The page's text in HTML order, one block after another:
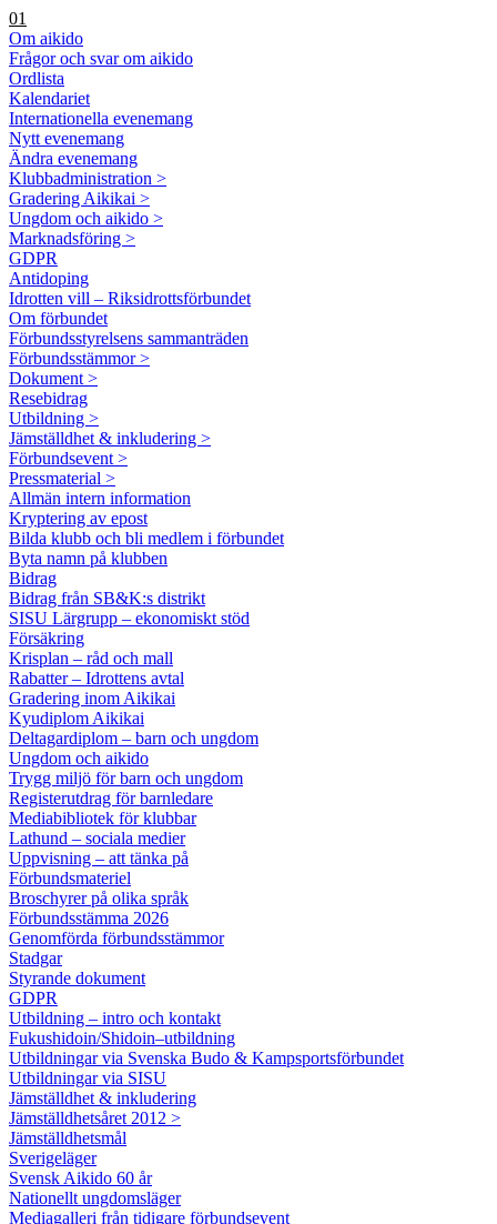
01
Om aikido
Frågor och svar om aikido
Ordlista
Kalendariet
Internationella evenemang
Nytt evenemang
Ändra evenemang
Klubbadministration >
Gradering Aikikai >
Ungdom och aikido >
Marknadsföring >
GDPR
Antidoping
Idrotten vill – Riksidrottsförbundet
Om förbundet
Förbundsstyrelsens sammanträden
Förbundsstämmor >
Dokument >
Resebidrag
Utbildning >
Jämställdhet & inkludering >
Förbundsevent >
Pressmaterial >
Allmän intern information
Kryptering av epost
Bilda klubb och bli medlem i förbundet
Byta namn på klubben
Bidrag
Bidrag från SB&K:s distrikt
SISU Lärgrupp – ekonomiskt stöd
Försäkring
Krisplan – råd och mall
Rabatter – Idrottens avtal
Gradering inom Aikikai
Kyudiplom Aikikai
Deltagardiplom – barn och ungdom
Ungdom och aikido
Trygg miljö för barn och ungdom
Registerutdrag för barnledare
Mediabibliotek för klubbar
Lathund – sociala medier
Uppvisning – att tänka på
Förbundsmateriel
Broschyrer på olika språk
Förbundsstämma 2026
Genomförda förbundsstämmor
Stadgar
Styrande dokument
GDPR
Utbildning – intro och kontakt
Fukushidoin/Shidoin–utbildning
Utbildningar via Svenska Budo & Kampsportsförbundet
Utbildningar via SISU
Jämställdhet & inkludering
Jämställdhetsåret 2012 >
Jämställdhetsmål
Sverigeläger
Svensk Aikido 60 år
Nationellt ungdomsläger
Mediagalleri från tidigare förbundsevent